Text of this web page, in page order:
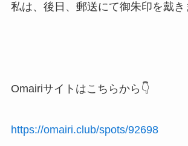
私は、後日、郵送にて御朱印を戴き
Omairiサイトはこちらから👇
https://omairi.club/spots/92698